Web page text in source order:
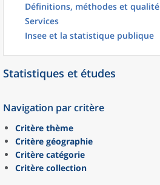
Définitions, méthodes et qualité
Services
Insee et la statistique publique
Statistiques et études
Navigation par critère
Critère thème
Critère géographie
Critère catégorie
Critère collection